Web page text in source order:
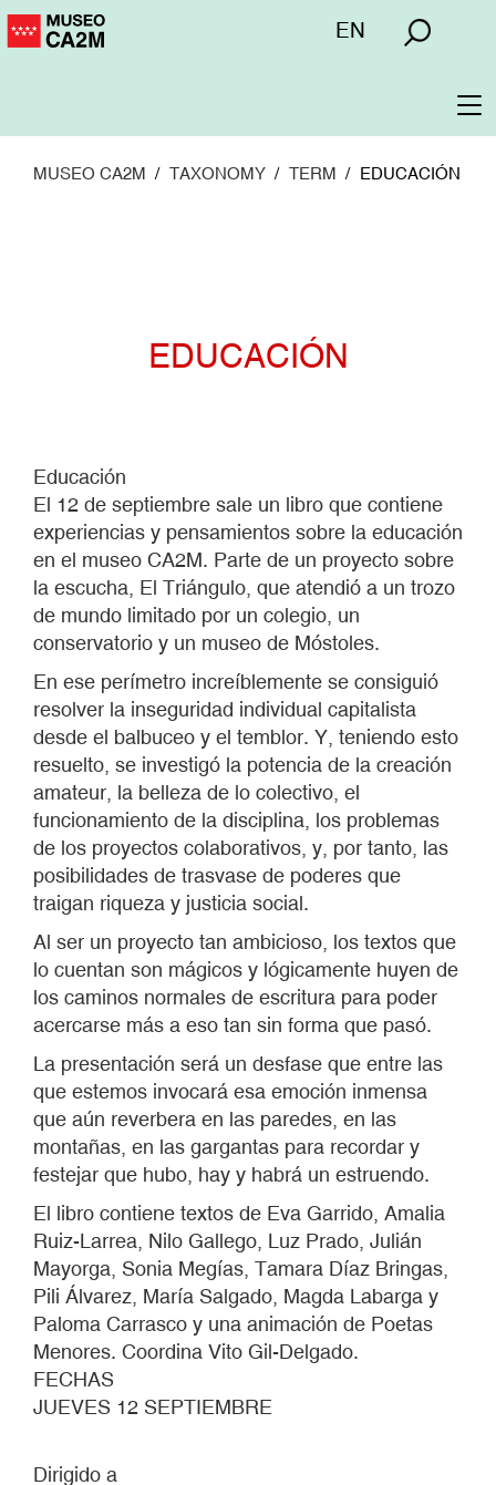
Pasar
Menú
EN
MUSEO CA2M TAXONOMY TERM EDUCACIÓN
EDUCACIÓN
Educación
El 12 de septiembre sale un libro que contiene
experiencias y pensamientos sobre la educación
en el museo CA2M. Parte de un proyecto sobre
la escucha, El Triángulo, que atendió a un trozo
de mundo limitado por un colegio, un
conservatorio y un museo de Móstoles.
En ese perímetro increíblemente se consiguió
resolver la inseguridad individual capitalista
desde el balbuceo y el temblor. Y, teniendo esto
resuelto, se investigó la potencia de la creación
amateur, la belleza de lo colectivo, el
funcionamiento de la disciplina, los problemas
de los proyectos colaborativos, y, por tanto, las
posibilidades de trasvase de poderes que
traigan riqueza y justicia social.
Al ser un proyecto tan ambicioso, los textos que
lo cuentan son mágicos y lógicamente huyen de
los caminos normales de escritura para poder
acercarse más a eso tan sin forma que pasó.
La presentación será un desfase que entre las
que estemos invocará esa emoción inmensa
que aún reverbera en las paredes, en las
montañas, en las gargantas para recordar y
festejar que hubo, hay y habrá un estruendo.
El libro contiene textos de Eva Garrido, Amalia
Ruiz-Larrea, Nilo Gallego, Luz Prado, Julián
Mayorga, Sonia Megías, Tamara Díaz Bringas,
Pili Álvarez, María Salgado, Magda Labarga y
Paloma Carrasco y una animación de Poetas
Menores. Coordina Vito Gil-Delgado.
FECHAS
JUEVES 12 SEPTIEMBRE
Dirigido a